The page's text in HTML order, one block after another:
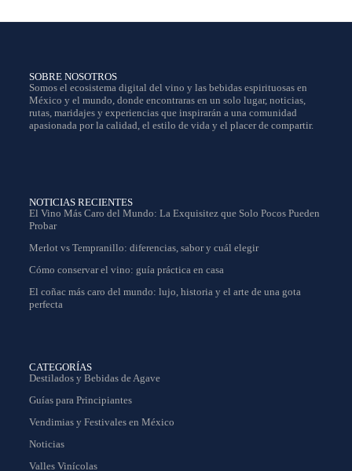
SOBRE NOSOTROS
Somos el ecosistema digital del vino y las bebidas espirituosas en
México y el mundo, donde encontraras en un solo lugar, noticias,
rutas, maridajes y experiencias que inspirarán a una comunidad
apasionada por la calidad, el estilo de vida y el placer de compartir.
NOTICIAS RECIENTES
El Vino Más Caro del Mundo: La Exquisitez que Solo Pocos Pueden
Probar
Merlot vs Tempranillo: diferencias, sabor y cuál elegir
Cómo conservar el vino: guía práctica en casa
El coñac más caro del mundo: lujo, historia y el arte de una gota
perfecta
CATEGORÍAS
Destilados y Bebidas de Agave
Guías para Principiantes
Vendimias y Festivales en México
Noticias
Valles Vinícolas